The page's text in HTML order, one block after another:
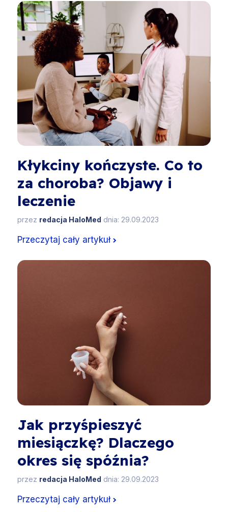
Kłykciny kończyste. Co to
za choroba? Objawy i
leczenie
przez redacja HaloMed dnia: 29.09.2023
Przeczytaj cały artykuł
Jak przyśpieszyć
miesiączkę? Dlaczego
okres się spóźnia?
przez redacja HaloMed dnia: 29.09.2023
Przeczytaj cały artykuł